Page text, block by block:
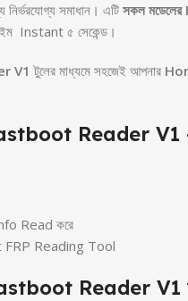
সমাধান। এটি সকল
Instant ৫ সেকেন্ড।
V1 টুলের মাধ্যমে সহজেই আপনার
Reader V1
Read করে
FRP Reading Tool
Reader V1